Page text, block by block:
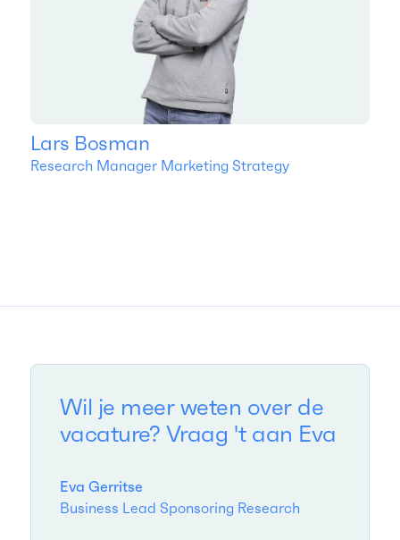
Lars Bosman
Research Manager Marketing Strategy
Wil je meer weten over de
vacature? Vraag 't aan Eva
Eva Gerritse
Business Lead Sponsoring Research